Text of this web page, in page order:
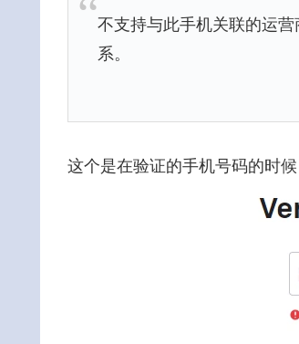
不支持与此手机关联的运
系。
这个是在验证的手机号码的时候